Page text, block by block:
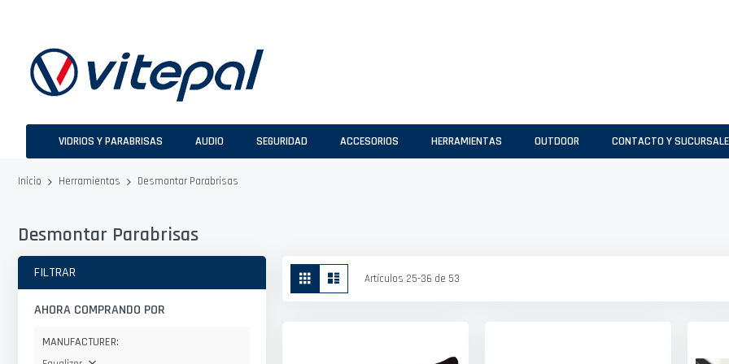
VIDRIOS Y PARABRISAS AUDIO SEGURIDAD ACCESORIOS HERRAMIENTAS OUTDOOR CONTACTO Y
Inicio Herramientas Desmontar Parabrisas
Desmontar Parabrisas
Ver
como
Parrilla Artículos 25-36 de 53
FILTRAR
AHORA COMPRANDO POR
MANUFACTURER